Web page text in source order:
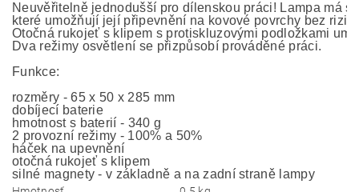
Neuvěřitelně jednodušší pro dílenskou práci! Lampa má
které umožňují její připevnění na kovové povrchy bez
Otočná rukojeť s klipem s protiskluzovými podložkami
Dva režimy osvětlení se přizpůsobí prováděné práci.
Funkce:
rozměry - 65 x 50 x 285 mm
dobíjecí baterie
hmotnost s baterií - 340 g
2 provozní režimy - 100% a 50%
háček na upevnění
otočná rukojeť s klipem
silné magnety - v základně a na zadní straně lampy